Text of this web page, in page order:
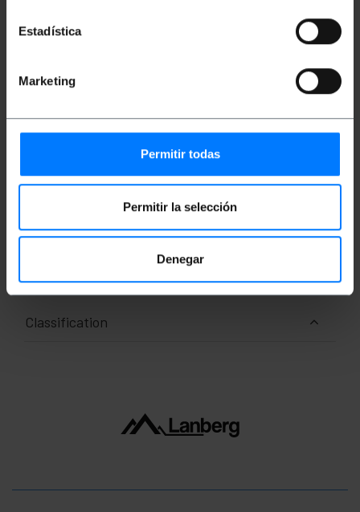
Estadística
Marketing
Permitir todas
Permitir la selección
Denegar
Débit en bauds : 10Gbps (10000Mbps) sur 100
mètres.
Sans halogène (LSHF LZFH).
Poids brut: 73 g
Dimensions du produit (largeur x profondeur x
hauteur): 16.0 x 16.0 x 2.0 cm
Nombre de colis: 1
Dimensions du colis: 23.0 x 17.0 x 2.0 cm
Classification